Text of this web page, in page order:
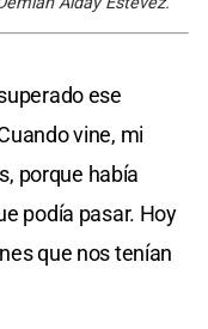
ese
vine, mi
porque había
podía pasar. Hoy
que nos tenían